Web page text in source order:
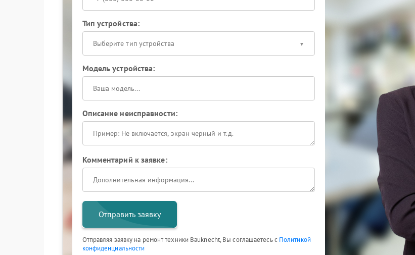
Тип устройства:
Выберите тип устройства
Модель устройства:
Описание неисправности:
Комментарий к заявке:
Отправить заявку
Отправляя заявку на ремонт техники Bauknecht, Вы соглашаетесь с Политикой
конфиденциальности